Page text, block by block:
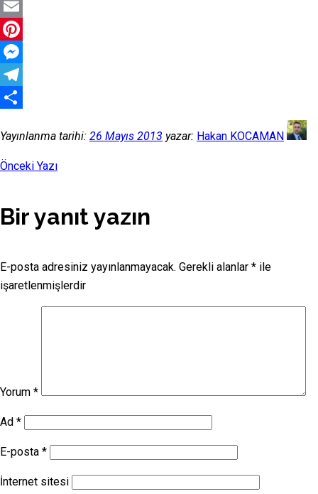
WordPress
Email
Pinterest
Messenger
Telegram
Yayınlanma tarihi: 26 Mayıs 2013 yazar: Hakan KOCAMAN
Önceki Yazı
Bir yanıt yazın
E-posta adresiniz yayınlanmayacak. Gerekli alanlar * ile
işaretlenmişlerdir
Yorum *
Ad *
E-posta *
İnternet sitesi